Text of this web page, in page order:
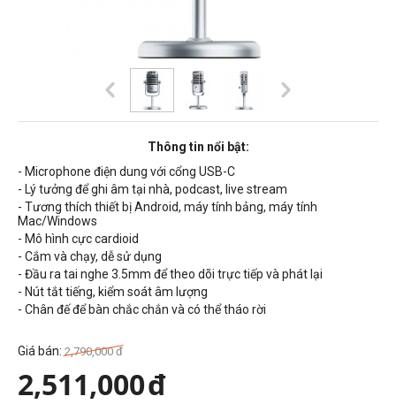
Thông tin nổi bật:
- Microphone điện dung với cổng USB-C
- Lý tưởng để ghi âm tại nhà, podcast, live stream
- Tương thích thiết bị Android, máy tính bảng, máy tính
Mac/Windows
- Mô hình cực cardioid
- Cắm và chạy, dễ sử dụng
- Đầu ra tai nghe 3.5mm để theo dõi trực tiếp và phát lại
- Nút tắt tiếng, kiểm soát âm lượng
- Chân đế để bàn chắc chắn và có thể tháo rời
Giá bán: 2,790,000 đ
2,511,000đ